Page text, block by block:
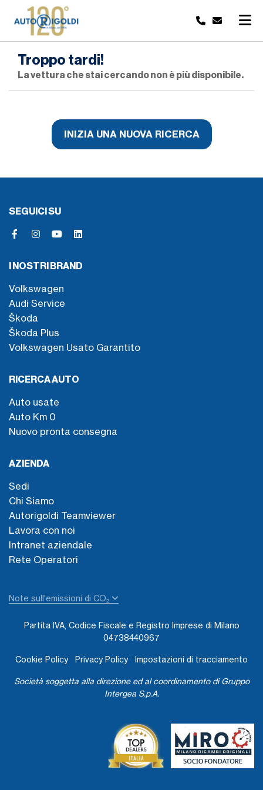
Troppo tardi!
La vettura che stai cercando non è più disponibile.
INIZIA UNA NUOVA RICERCA
SEGUICI SU
I NOSTRI BRAND
Volkswagen
Audi Service
Škoda
Škoda Plus
Volkswagen Usato Garantito
RICERCA AUTO
Auto usate
Auto Km 0
Nuovo pronta consegna
AZIENDA
Sedi
Chi Siamo
Autorigoldi Teamviewer
Lavora con noi
Intranet aziendale
Rete Operatori
Note sull'emissioni di CO₂
Partita IVA, Codice Fiscale e Registro Imprese di Milano
04738440967
Cookie Policy Privacy Policy Impostazioni di tracciamento
Società soggetta alla direzione ed al coordinamento di Gruppo
Intergea S.p.A.